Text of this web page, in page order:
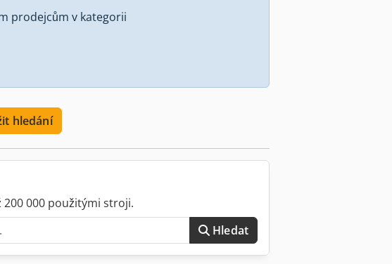
prodejcům v kategorii
hledání
000 použitými stroji.
Hledat